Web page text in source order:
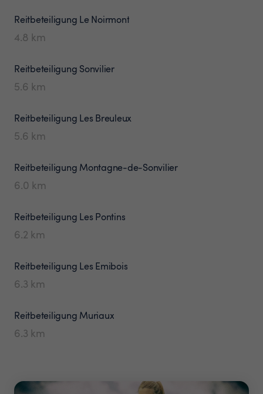
Reitbeteiligung Le Noirmont
4.8 km
Reitbeteiligung Sonvilier
5.6 km
Reitbeteiligung Les Breuleux
5.6 km
Reitbeteiligung Montagne-de-Sonvilier
6.0 km
Reitbeteiligung Les Pontins
6.2 km
Reitbeteiligung Les Emibois
6.3 km
Reitbeteiligung Muriaux
6.3 km